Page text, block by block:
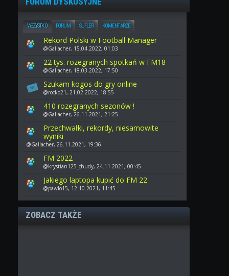
WSZYSTKO FORUM SUFLER KOMENTARZE
Rekord Polski w Football Manager
@Gallacher, 15.04.2022, 01:03
22 tys. rozegranych spotkań w FM18
@Gallacher, 18.03.2022, 17:50
Szukam kogos do gry online
@rocko21, 21.02.2022, 18:55
410 rozegranych sezonów !
@Gallacher, 26.11.2021, 21:25
Przechwałki, rekordy, niesamowite
wyniki
@Gallacher, 26.11.2021, 19:36
FM 2022
@krystian125_chudy, 24.11.2021, 00:45
Jakiego laptopa kupić do FM 22
@pawlo15, 12.10.2021, 11:45
ZOBACZ TAKŻE